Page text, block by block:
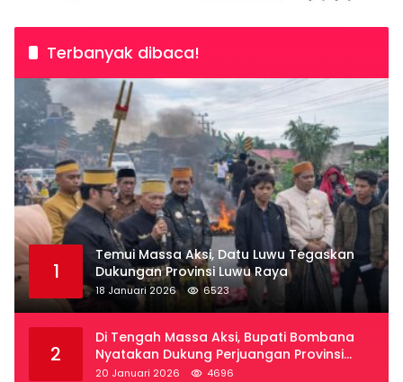
Terbanyak dibaca!
1
Temui Massa Aksi, Datu Luwu Tegaskan
Dukungan Provinsi Luwu Raya
18 Januari 2026 6523
2
Di Tengah Massa Aksi, Bupati Bombana
Nyatakan Dukung Perjuangan Provinsi
Luwu Raya
20 Januari 2026 4696